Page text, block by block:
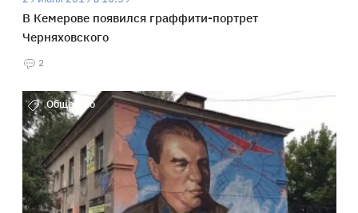
В Кемерове появился граффити-портрет
Черняховского
2
Общество